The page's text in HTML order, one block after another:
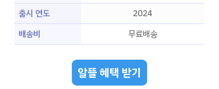
출시 연도
2024
배송비
무료배송
알뜰 혜택 받기